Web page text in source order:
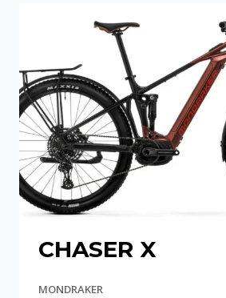
CHASER X
MONDRAKER